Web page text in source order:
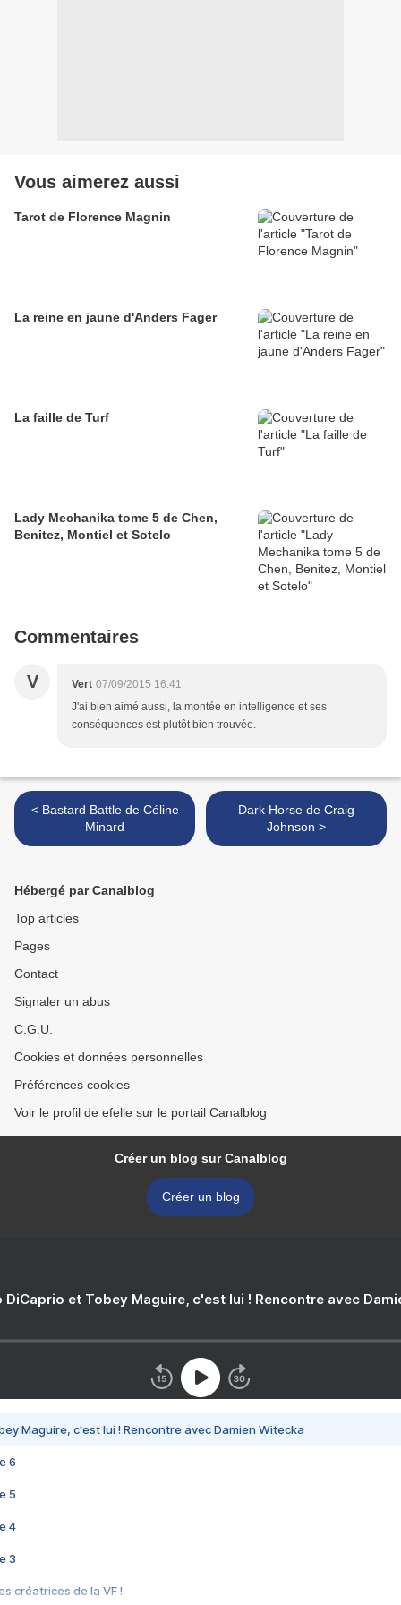
Vous aimerez aussi
Tarot de Florence Magnin
La reine en jaune d'Anders Fager
La faille de Turf
Lady Mechanika tome 5 de Chen,
Benitez, Montiel et Sotelo
Commentaires
V Vert 07/09/2015 16:41
J'ai bien aimé aussi, la montée en intelligence et ses
conséquences est plutôt bien trouvée.
< Bastard Battle de Céline
Minard
Dark Horse de Craig
Johnson >
Hébergé par Canalblog
Top articles
Pages
Contact
Signaler un abus
C.G.U.
Cookies et données personnelles
Préférences cookies
Voir le profil de efelle sur le portail Canalblog
Créer un blog sur Canalblog
Créer un blog
DiCaprio et Tobey Maguire, c'est lui ! Rencontre avec
Maguire, c'est lui ! Rencontre avec Damien Witecka
6
5
4
3
créatrices de la VF !